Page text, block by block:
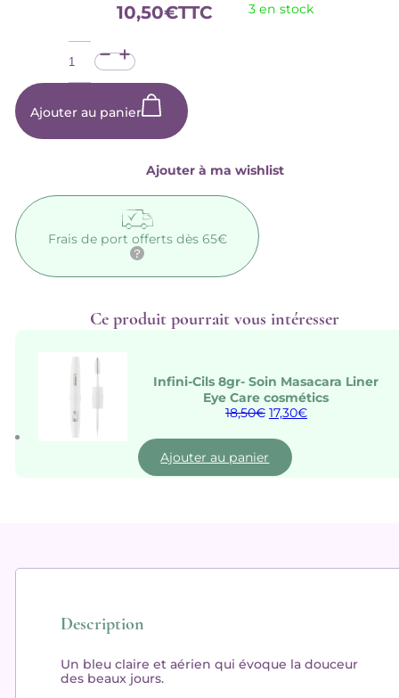
10,50€TTC 3 en stock
quantité
de
Ombre
Paupiéres
Waterproof
Ajouter au panier
Ajouter à ma wishlist
Frais de port offerts dès 65€
Ce produit pourrait vous intéresser
Infini-Cils 8gr- Soin Masacara Liner
Eye Care cosmétics
18,50€ Le
initial
était :
18,50€.
17,30€Le
Ajouter au panier
Description
Un bleuclaire etaérien qui évoque ladouceur
des beaux jours.